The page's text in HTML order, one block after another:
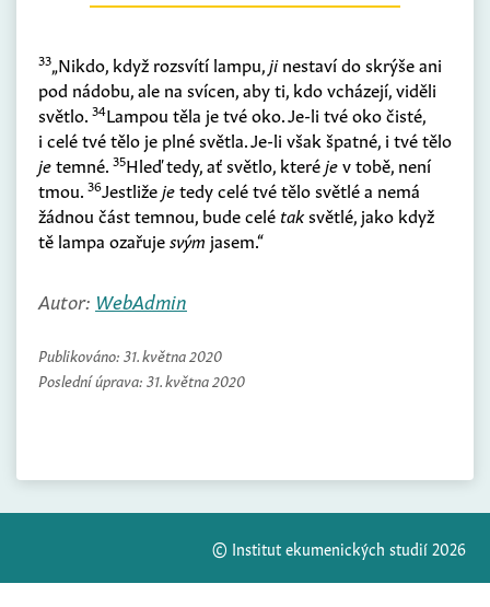
33„Nikdo, když rozsvítí lampu,jinestaví do skrýše ani
pod nádobu, ale na svícen, aby ti, kdo vcházejí, viděli
světlo. 34Lampou těla je tvé oko. Je-li tvé oko čisté,
i celé tvé tělo je plné světla. Je-li však špatné, i tvé tělo
jetemné. 35Hleď tedy, ať světlo, kteréjev tobě, není
tmou. 36Jestližejetedy celé tvé tělo světlé a nemá
žádnou část temnou, bude celé taksvětlé, jako když
tě lampa ozařujesvým jasem.“
Autor: WebAdmin
Publikováno: 31. května 2020
Poslední úprava: 31. května 2020
© Institut ekumenických studií 2026